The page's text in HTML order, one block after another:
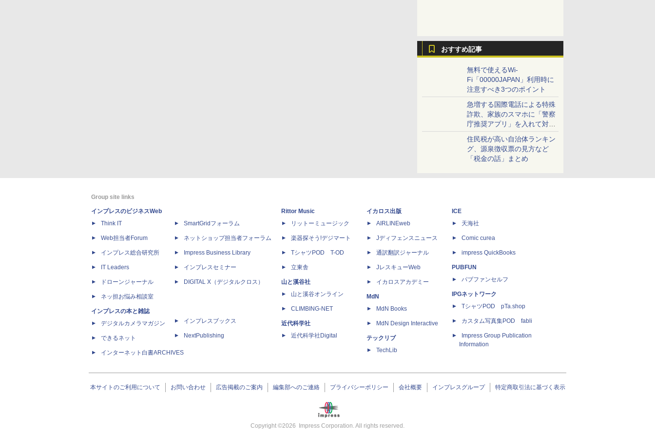
おすすめ記事
無料で使えるWi-
Fi「00000JAPAN」利用時に
注意すべき3つのポイント
急増する国際電話による特殊
詐欺、家族のスマホに「警察
庁推奨アプリ」を入れて対策
しよう！
住民税が高い自治体ランキン
グ、源泉徴収票の見方など
「税金の話」まとめ
Group site links
インプレスのビジネスWeb
Think IT
Web担当者Forum
インプレス総合研究所
IT Leaders
ドローンジャーナル
ネッ担お悩み相談室
インプレスの本と雑誌
デジタルカメラマガジン
できるネット
インターネット白書ARCHIVES
SmartGridフォーラム
ネットショップ担当者フォーラム
Impress Business Library
インプレスセミナー
DIGITAL X（デジタルクロス）
インプレスブックス
NextPublishing
Rittor Music
リットーミュージック
楽器探そう!デジマート
TシャツPOD T-OD
立東舎
山と溪谷社
山と溪谷オンライン
CLIMBING-NET
近代科学社
近代科学社Digital
イカロス出版
AIRLINEweb
Jディフェンスニュース
通訳翻訳ジャーナル
JレスキューWeb
イカロスアカデミー
MdN
MdN Books
MdN Design Interactive
テックリブ
TechLib
ICE
天海社
Comic curea
impress QuickBooks
PUBFUN
パブファンセルフ
IPGネットワーク
TシャツPOD pTa.shop
カスタム写真集POD fabli
Impress Group Publication
Information
本サイトのご利用について お問い合わせ 広告掲載のご案内 編集部へのご連絡 プライバシーポリシー 会社概要 インプレスグループ 特定商取引法に基づく表示
Copyright ©2026 Impress Corporation. All rights reserved.